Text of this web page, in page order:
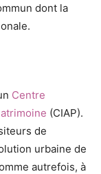
dont la
Centre
(CIAP).
de
urbaine de
autrefois, à